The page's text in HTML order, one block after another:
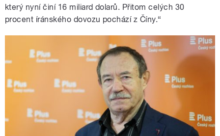
který nyní činí 16 miliard dolarů. Přitom celých 30
procent íránského dovozu pochází z Číny.“